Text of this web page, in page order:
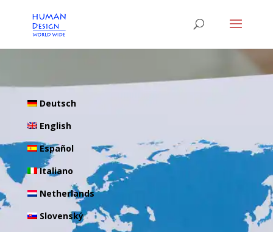
Deutsch
English
Español
Italiano
Netherlands
Slovenský